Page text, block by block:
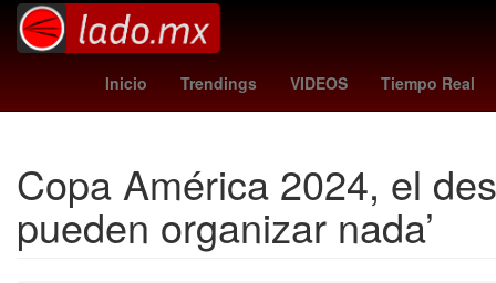
Inicio Trendings VIDEOS Tiempo Real
Aguascalientes Brasil
Copa América 2024, el
pueden organizar nada’